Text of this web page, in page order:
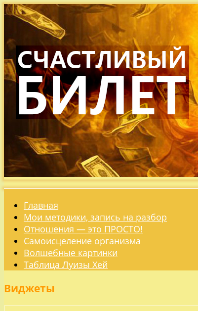
Главная
Мои методики, запись на разбор
Отношения — это ПРОСТО!
Самоисцеление организма
Волшебные картинки
Таблица Луизы Хей
Виджеты